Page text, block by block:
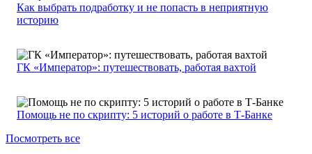
Как выбрать подработку и не попасть в неприятную
историю
ГК «Император»: путешествовать, работая вахтой
Помощь не по скрипту: 5 историй о работе в Т-Банке
Посмотреть все